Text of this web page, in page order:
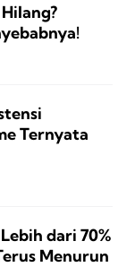
Ternyata
dari 70%
Menurun